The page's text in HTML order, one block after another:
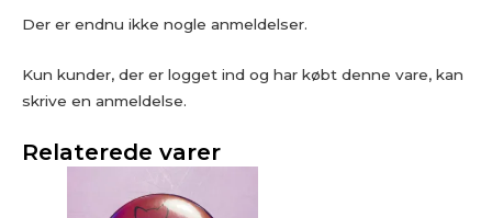
Der er endnu ikke nogle anmeldelser.
Kun kunder, der er logget ind og har købt denne vare, kan
skrive en anmeldelse.
Relaterede varer